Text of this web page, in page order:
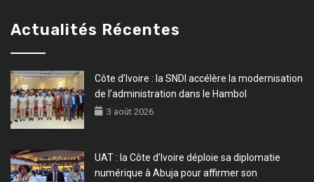
Actualités Récentes
Côte d’Ivoire : la SNDI accélère la modernisation
de l’administration dans le Hambol
3 août 2026
UAT : la Côte d’Ivoire déploie sa diplomatie
numérique à Abuja pour affirmer son